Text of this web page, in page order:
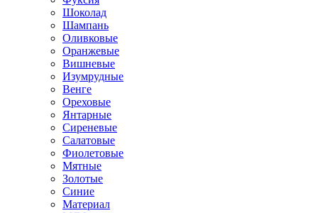
Шоколад
Шампань
Оливковые
Оранжевые
Вишневые
Изумрудные
Венге
Ореховые
Янтарные
Сиреневые
Салатовые
Фиолетовые
Мятные
Золотые
Синие
Материал